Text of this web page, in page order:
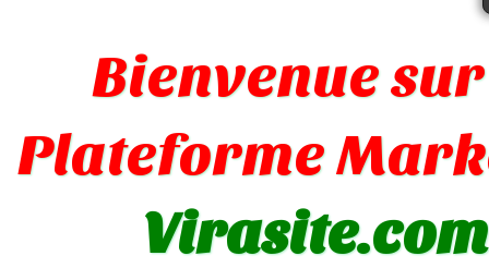
Bienvenue
Plateforme
Virasite.com